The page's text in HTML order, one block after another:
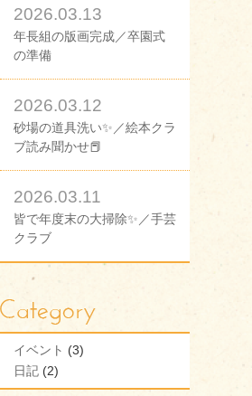
2026.03.13
年長組の版画完成／卒園式
の準備
2026.03.12
砂場の道具洗い✨／絵本クラ
ブ読み聞かせ📕
2026.03.11
皆で年度末の大掃除✨／手芸
クラブ
イベント (3)
日記 (2)